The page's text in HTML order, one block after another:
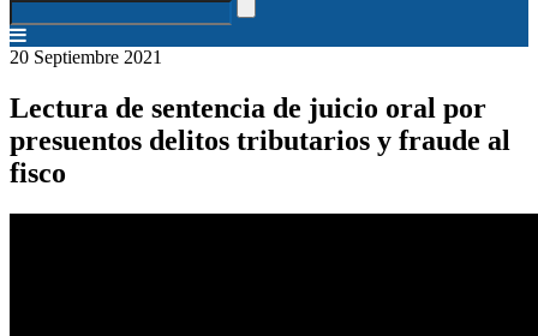
20 Septiembre 2021
Lectura de sentencia de juicio oral por
presuentos delitos tributarios y fraude al
fisco